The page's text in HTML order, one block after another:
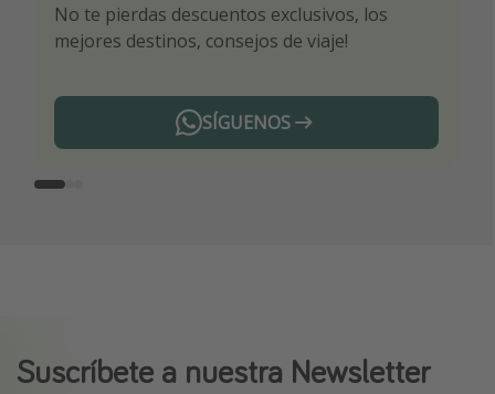
No te pierdas descuentos exclusivos, los
mejores destinos, consejos de viaje!
SÍGUENOS
Sé el primero en reservar nuestros chollazos
¡Recibe las mejores ofertas seleccionadas para
ti por nuestros expertos en viajes
Telegram
Suscríbete a nuestra Newsletter